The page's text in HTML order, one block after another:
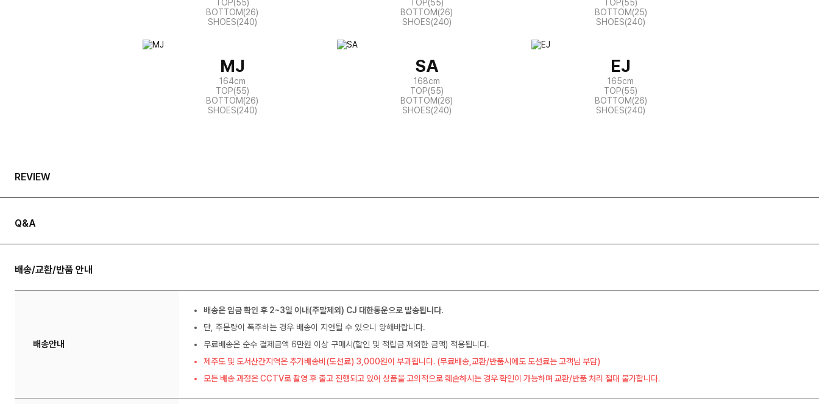
TOP(55)
BOTTOM(26)
SHOES(240)
TOP(55)
BOTTOM(26)
SHOES(240)
TOP(55)
BOTTOM(25)
SHOES(240)
MJ
164cm
TOP(55)
BOTTOM(26)
SHOES(240)
SA
168cm
TOP(55)
BOTTOM(26)
SHOES(240)
EJ
165cm
TOP(55)
BOTTOM(26)
SHOES(240)
REVIEW
Q&A
배송/교환/반품 안내
배송안내
배송은 입금 확인 후 2~3일 이내(주말제외) CJ 대한통운으로 발송됩니다.
단, 주문량이 폭주하는 경우 배송이 지연될 수 있으니 양해바랍니다.
무료배송은 순수 결제금액 6만원 이상 구매시(할인 및 적립금 제외한 금액) 적용됩니다.
제주도 및 도서산간지역은 추가배송비(도선료) 3,000원이 부과됩니다. (무료배송,교환/반품시에도 도선료는 고객님 부담)
모든 배송 과정은 CCTV로 촬영 후 출고 진행되고 있어 상품을 고의적으로 훼손하시는 경우 확인이 가능하며 교환/반품 처리 절대 불가합니다.